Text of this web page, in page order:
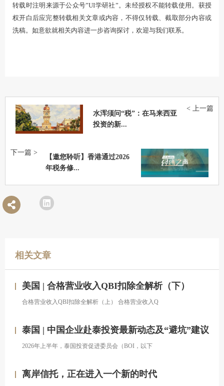
转载时注明来源于公众号”UI学研社”。未经授权不能转载使用。获授
权开白后应完整转载相关文章或内容，不得仅转载、截取部分内容或
洗稿。如意欲就相关内容进一步咨询探讨，欢迎与我们联系。
水浑须问“税”：在马来西亚
投资的新...
< 上一篇
【邀您聆听】香港通过2026
年税务修...
下一篇 >
相关文章
美国 | 合格营业收入QBI扣除全解析（下）
合格营业收入QBI扣除全解析（上） 合格营业收入Q
泰国 | 中国企业赴泰投资最新动态及“避坑”建议
2026年上半年，泰国投资促进委员会（BOI，以下
离岸信托，正在进入一个新的时代